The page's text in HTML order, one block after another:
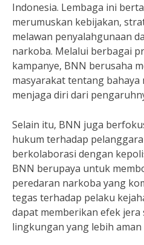
Indonesia. Lembaga ini
merumuskan kebijakan,
melawan penyalahgunaan
narkoba. Melalui berbagai
kampanye, BNN berusaha
masyarakat tentang
menjaga diri dari
Selain itu, BNN juga
hukum terhadap
berkolaborasi dengan
BNN berupaya untuk
peredaran narkoba yang
tegas terhadap pelaku
dapat memberikan efek
lingkungan yang lebih